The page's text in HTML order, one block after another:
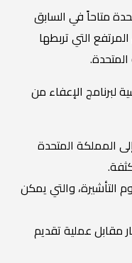
متاحاً في السابق
التي تربطها
لبرنامج الإعفاء من
المملكة المتحدة
التأشيرة، والتي يمكن
مقابل عملية تقديم